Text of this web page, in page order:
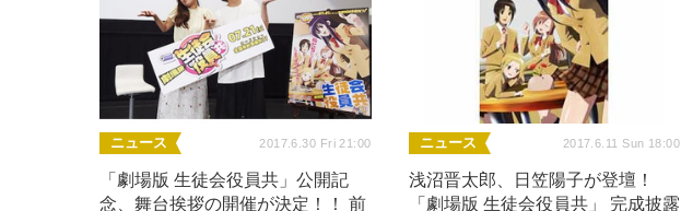
ニュース 2017.6.30 Fri 21:00
「劇場版 生徒会役員共」公開記
念、舞台挨拶の開催が決定！！ 前
ニュース 2017.6.11 Sun 18:00
浅沼晋太郎、日笠陽子が登壇！
「劇場版 生徒会役員共」 完成披露